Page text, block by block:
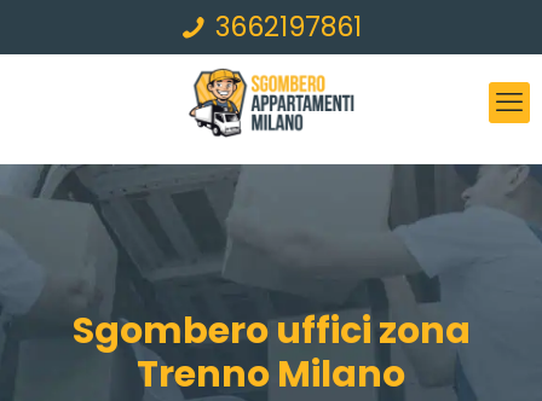
3662197861
Sgombero uffici zona
Trenno Milano